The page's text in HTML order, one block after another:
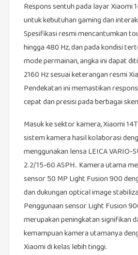
Respons sentuh pada layar Xiaomi
untuk kebutuhan gaming dan
Spesifikasi resmi mencantumkan
hingga 480 Hz, dan pada kondisi
mode permainan, angka ini dapat
2160 Hz sesuai keterangan resmi
Pendekatan ini memastikan
cepat dan presisi pada berbagai
Masuk ke sektor kamera, Xiaomi
sistem kamera hasil kolaborasi
menggunakan lensa LEICA VARIO-
2.2/15-60 ASPH.. Kamera utama
sensor 50 MP Light Fusion 900
dan dukungan optical image
Penggunaan sensor Light Fusion
merupakan peningkatan signifikan
kemampuan kamera utamanya
Xiaomi di kelas lebih tinggi.